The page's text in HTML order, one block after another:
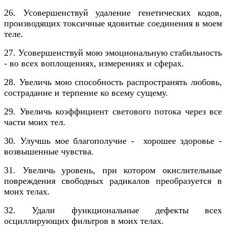
26. Усовершенствуй удаление генетических кодов,
производящих токсичные ядовитые соединения в моем
теле.
27. Усовершенствуй мою эмоциональную стабильность
- во всех воплощениях, измерениях и сферах.
28. Увеличь мою способность распространять любовь,
сострадание и терпение ко всему сущему.
29. Увеличь коэффициент светового потока через все
части моих тел.
30. Улучшь мое благополучие - хорошее здоровье -
возвышенные чувства.
31. Увеличь уровень, при котором окислительные
повреждения свободных радикалов преобразуется в
моих телах.
32. Удали функциональные дефекты всех
осциллирующих фильтров в моих телах.